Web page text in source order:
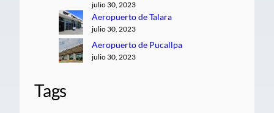
julio 30, 2023
Aeropuerto de Talara
julio 30, 2023
Aeropuerto de Pucallpa
julio 30, 2023
Tags